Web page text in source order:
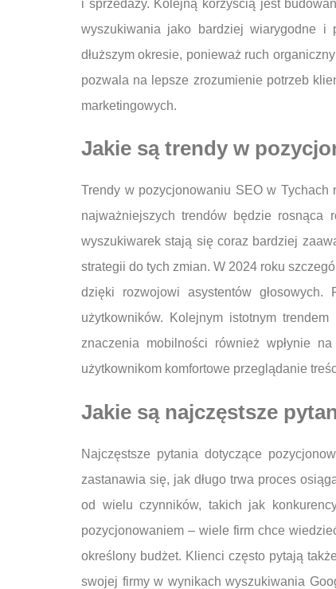
i sprzedaży. Kolejną korzyścią jest
wyszukiwania jako bardziej wiarygodne i
dłuższym okresie, ponieważ ruch
pozwala na lepsze zrozumienie potrzeb
marketingowych.
Jakie są trendy w
Trendy w pozycjonowaniu SEO w
najważniejszych trendów będzie rosnąca
wyszukiwarek stają się coraz bardziej
strategii do tych zmian. W 2024 roku
dzięki rozwojowi asystentów
użytkowników. Kolejnym istotnym
znaczenia mobilności również wpłynie
użytkownikom komfortowe przeglądanie
Jakie są najczęstsze
Najczęstsze pytania dotyczące
zastanawia się, jak długo trwa proces
od wielu czynników, takich jak
pozycjonowaniem – wiele firm chce
określony budżet. Klienci często pytają
swojej firmy w wynikach wyszukiwania